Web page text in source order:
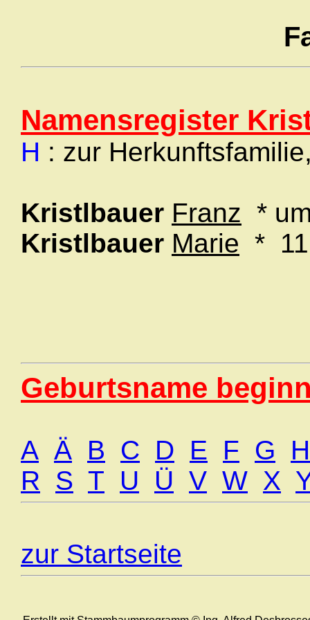
Namensregister
H : zur
Kristlbauer Franz *
Kristlbauer Marie *
Geburtsname
A Ä B C D E F G
H
R
S T U Ü V W X
zur Startseite